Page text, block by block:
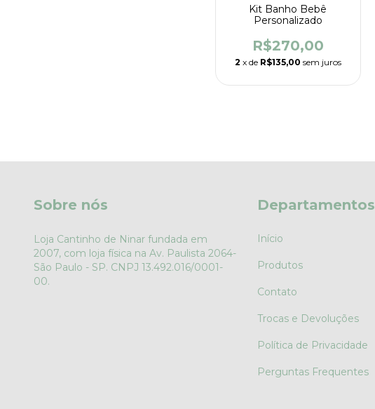
Kit Banho Bebê
Personalizado
R$270,00
2 x de R$135,00 sem juros
Sobre nós
Loja Cantinho de Ninar fundada em
2007, com loja física na Av. Paulista 2064-
São Paulo - SP. CNPJ 13.492.016/0001-
00.
Departamentos
Início
Produtos
Contato
Trocas e Devoluções
Política de Privacidade
Perguntas Frequentes